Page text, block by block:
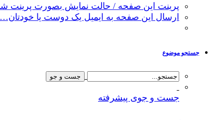
پرینت این صفحه / حالت نمایش بصورت پرینت
ارسال این صفحه به ایمیل یک دوست یا خودتان…
جستجو موضوع
جست و جوی پیشرفته